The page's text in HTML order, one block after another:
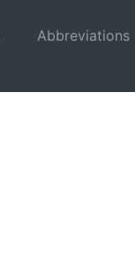
Abbreviations